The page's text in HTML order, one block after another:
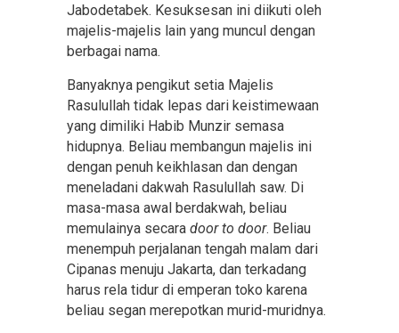
Jabodetabek. Kesuksesan ini diikuti oleh
majelis-majelis lain yang muncul dengan
berbagai nama.
Banyaknya pengikut setia Majelis
Rasulullah tidak lepas dari keistimewaan
yang dimiliki Habib Munzir semasa
hidupnya. Beliau membangun majelis ini
dengan penuh keikhlasan dan dengan
meneladani dakwah Rasulullah saw. Di
masa-masa awal berdakwah, beliau
memulainya secara door to door. Beliau
menempuh perjalanan tengah malam dari
Cipanas menuju Jakarta, dan terkadang
harus rela tidur di emperan toko karena
beliau segan merepotkan murid-muridnya.